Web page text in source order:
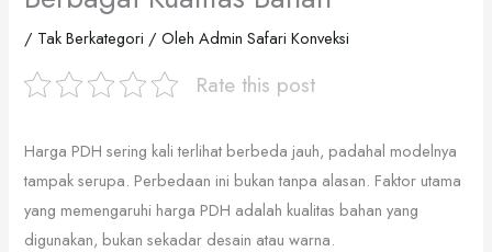
/ Tak Berkategori / OlehAdmin Safari Konveksi
Rate this post
Harga PDH sering kali terlihat berbeda jauh, padahal modelnya
tampak serupa. Perbedaan ini bukan tanpa alasan. Faktor utama
yang memengaruhi harga PDH adalah kualitas bahan yang
digunakan, bukan sekadar desain atau warna.